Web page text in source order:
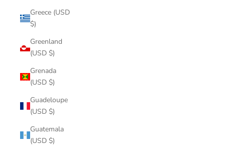
Greece (USD
$)
Greenland
(USD $)
Grenada
(USD $)
Guadeloupe
(USD $)
Guatemala
(USD $)